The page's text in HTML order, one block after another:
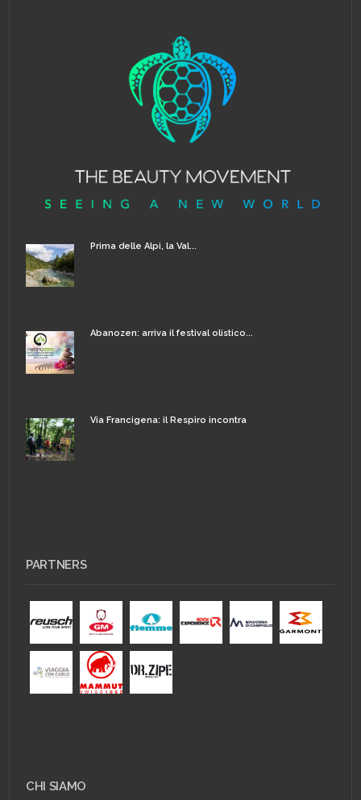
Prima delle Alpi, la Val...
Abanozen: arriva il festival olistico...
Via Francigena: il Respiro incontra
PARTNERS
CHI SIAMO